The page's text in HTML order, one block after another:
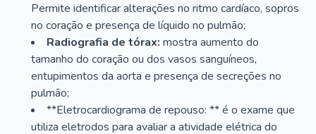
Permite identificar alterações no ritmo cardíaco, sopros
no coração e presença de líquido no pulmão;
Radiografia de tórax: mostra aumento do
tamanho do coração ou dos vasos sanguíneos,
entupimentos da aorta e presença de secreções no
pulmão;
**Eletrocardiograma de repouso: ** é o exame que
utiliza eletrodos para avaliar a atividade elétrica do